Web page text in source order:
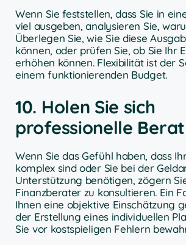
Wenn Sie feststellen, dass Sie in
viel ausgeben, analysieren Sie,
Überlegen Sie, wie Sie diese
können, oder prüfen Sie, ob Sie Ihr
erhöhen können. Flexibilität ist der
einem funktionierenden Budget.
10. Holen Sie sich
professionelle
Wenn Sie das Gefühl haben, dass
komplex sind oder Sie bei der
Unterstützung benötigen, zögern
Finanzberater zu konsultieren. Ein
Ihnen eine objektive Einschätzung
der Erstellung eines individuellen
Sie vor kostspieligen Fehlern